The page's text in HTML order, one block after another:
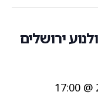
ירושלים